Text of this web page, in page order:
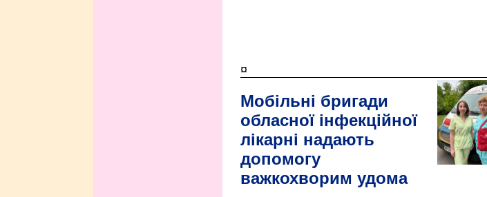
¤
Мобільні бригади
обласної інфекційної
лікарні надають
допомогу
важкохворим удома